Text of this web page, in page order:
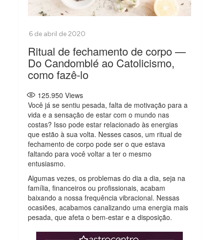
Ritual de fechamento de corpo —
Do Candomblé ao Catolicismo,
como fazê-lo
125.950 Views
Você já se sentiu pesada, falta de motivação para a
vida e a sensação de estar com o mundo nas
costas? Isso pode estar relacionado às energias
que estão à sua volta. Nesses casos, um ritual de
fechamento de corpo pode ser o que estava
faltando para você voltar a ter o mesmo
entusiasmo.
Algumas vezes, os problemas do dia a dia, seja na
família, financeiros ou profissionais, acabam
baixando a nossa frequência vibracional. Nessas
ocasiões, acabamos canalizando uma energia mais
pesada, que afeta o bem-estar e a disposição.